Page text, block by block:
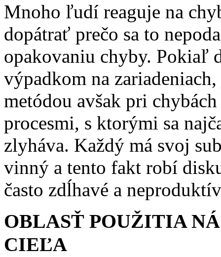
Mnoho ľudí reaguje na
dopátrať prečo sa to
opakovaniu chyby. Pokiaľ
výpadkom na
metódou avšak pri
procesmi, s ktorými sa
zlyháva. Každý má svoj
vinný a tento fakt robí
často zdĺhavé a
OBLASŤ POUŽITIA
CIEĽA